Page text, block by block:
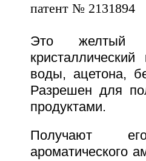
Это желтый
воды, ацетона,
Разрешен для
продуктами.
Получают
ароматического